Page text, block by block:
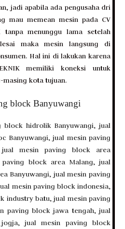
jadi apabila ada pengusaha dri
mau memean mesin pada CV
tanpa menunggu lama setelah
maka mesin langsung di
Hal ini di lakukan karena
memiliki koneksi untuk
kota tujuan.
block Banyuwangi